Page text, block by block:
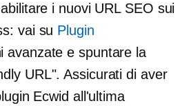
i nuovi URL SEO sui
vai su Plugin
avanzate e spuntare la
URL". Assicurati di aver
Ecwid all'ultima